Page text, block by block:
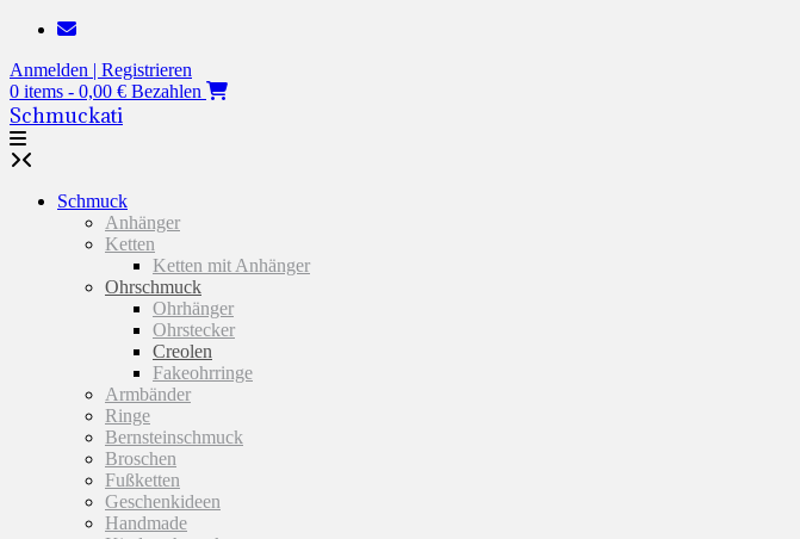
Zum
springen
Anmelden | Registrieren
0 items - 0,00 € Bezahlen
Schmuckati
Schmuck
Anhänger
Ketten
Ketten mit Anhänger
Ohrschmuck
Ohrhänger
Ohrstecker
Creolen
Fakeohrringe
Armbänder
Ringe
Bernsteinschmuck
Broschen
Fußketten
Geschenkideen
Handmade